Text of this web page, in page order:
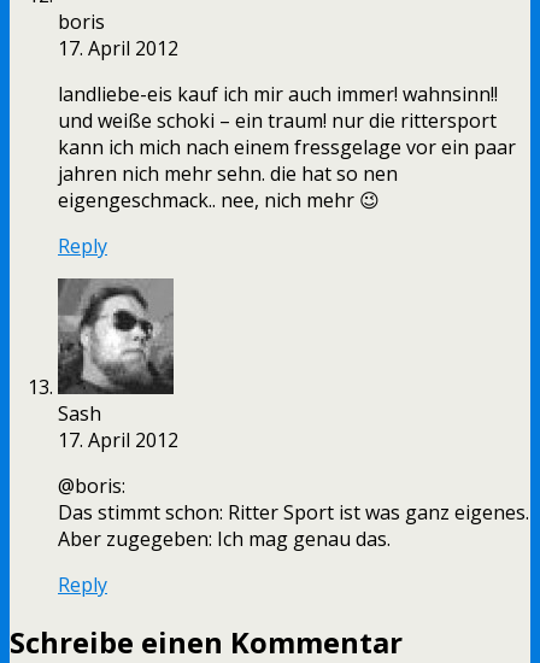
boris
17. April 2012
landliebe-eis kauf ich mir auch immer! wahnsinn!!
und weiße schoki – ein traum! nur die rittersport
kann ich mich nach einem fressgelage vor ein paar
jahren nich mehr sehn. die hat so nen
eigengeschmack.. nee, nich mehr 😉
Reply
Sash
17. April 2012
@boris:
Das stimmt schon: Ritter Sport ist was ganz eigenes.
Aber zugegeben: Ich mag genau das.
Reply
Schreibe einen Kommentar